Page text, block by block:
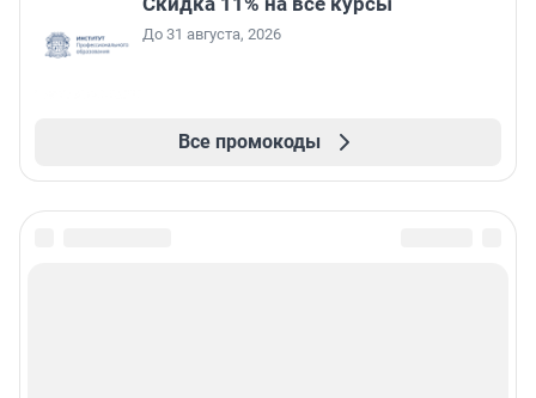
До 31 августа, 2026
Все промокоды